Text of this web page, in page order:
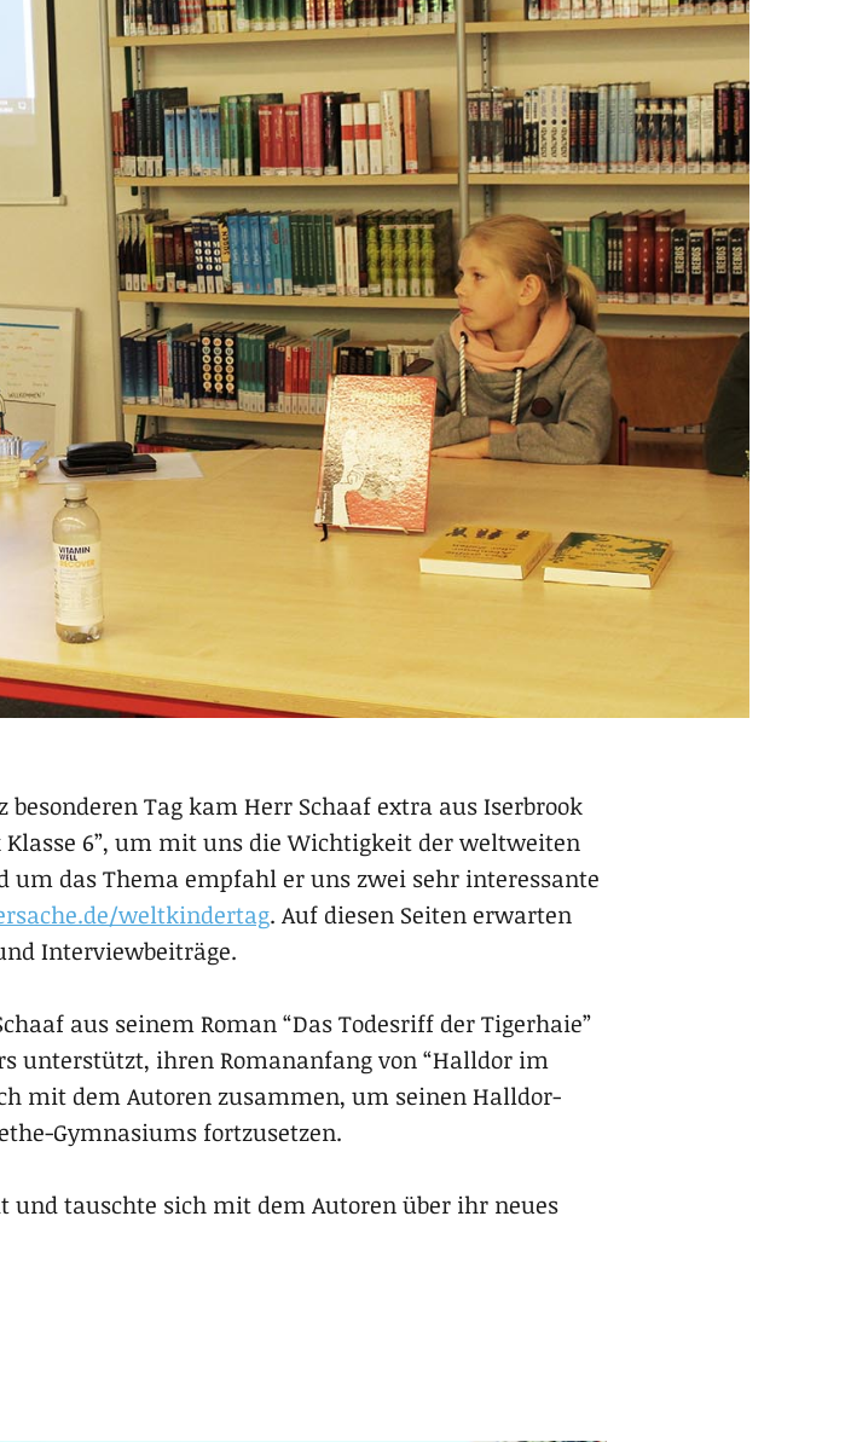
besonderen Tag kam Herr Schaaf extra aus Iserbrook
6”, um mit uns die Wichtigkeit der weltweiten
um das Thema empfahl er uns zwei sehr interessante
weltkindertag. Auf diesen Seiten erwarten
Interviewbeiträge.
aus seinem Roman “Das Todesriff der Tigerhaie”
unterstützt, ihren Romananfang von “Halldor im
mit dem Autoren zusammen, um seinen Halldor-
Gymnasiums fortzusetzen.
und tauschte sich mit dem Autoren über ihr neues